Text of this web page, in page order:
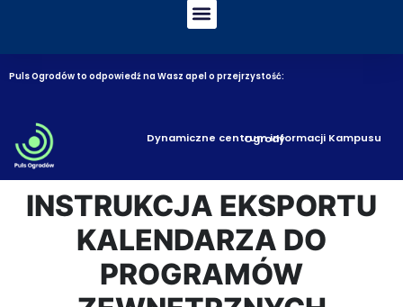
Puls Ogrodów to odpowiedź na Wasz apel o przejrzystość:
Dynamiczne centrum informacji Kampusu Ogrody
INSTRUKCJA EKSPORTU
KALENDARZA DO
PROGRAMÓW